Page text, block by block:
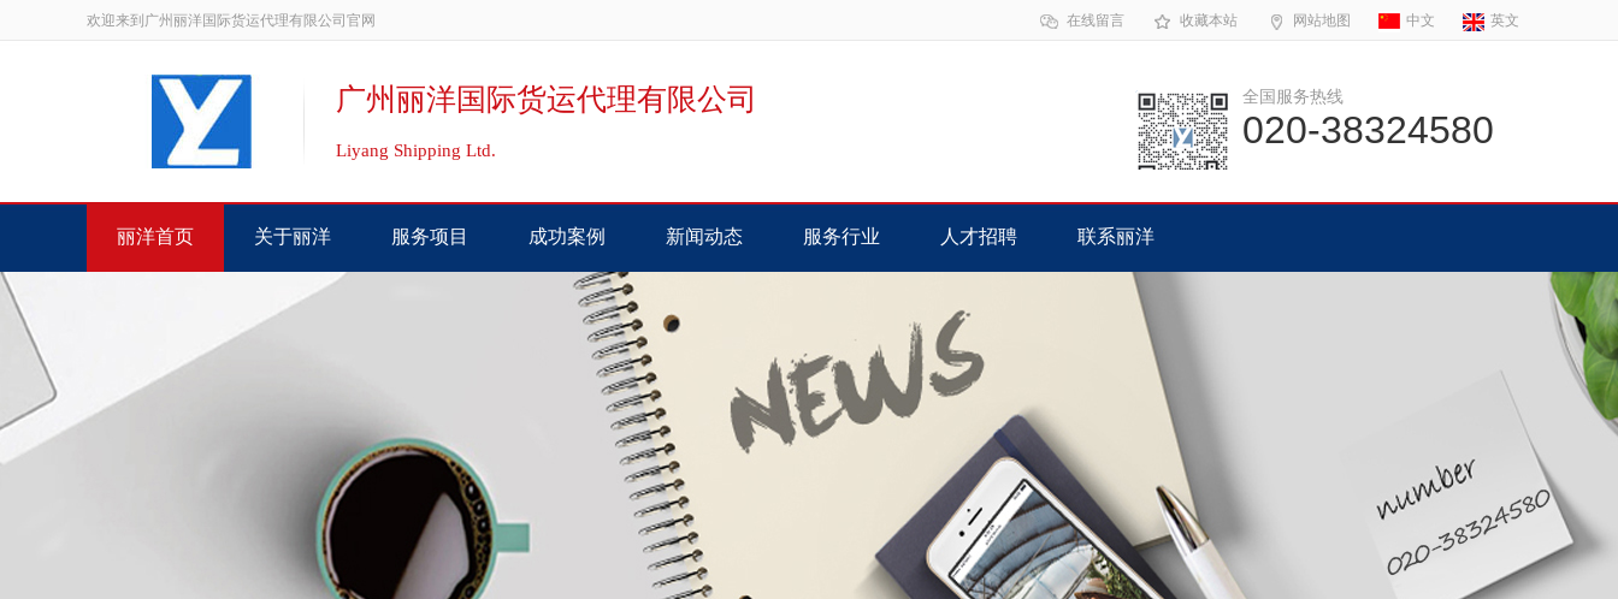
在线留言 收藏本站 网站地图 中文 英文
欢迎来到广州丽洋国际货运代理有限公司官网
广州丽洋国际货运代理有限公司
Liyang Shipping Ltd.
全国服务热线
020-38324580
丽洋首页 关于丽洋 服务项目 成功案例 新闻动态 服务行业 人才招聘 联系丽洋